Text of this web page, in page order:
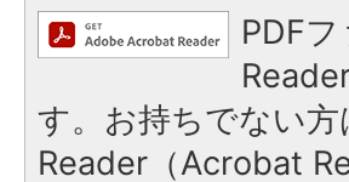
PDF
す。お持ちでない
Reader（Acrobat